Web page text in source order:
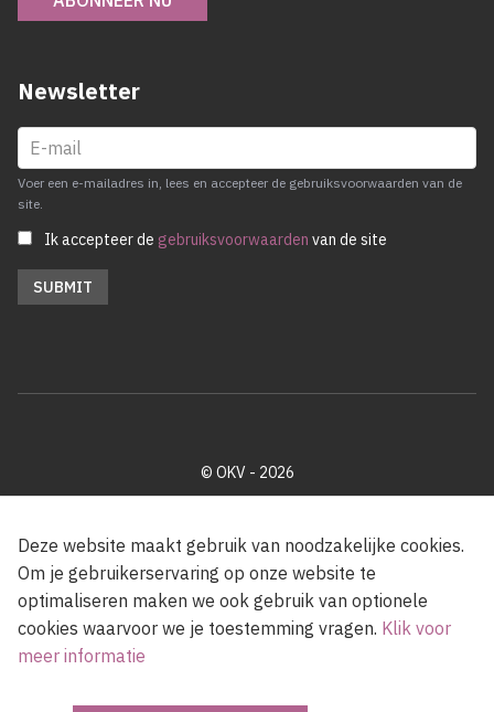
Newsletter
Voer een e-mailadres in, lees en accepteer de gebruiksvoorwaarden van de
site.
Ik accepteer de gebruiksvoorwaarden van de site
© OKV - 2026
Met steun van de Vlaamse Gemeenschap
Deze website maakt gebruik van noodzakelijke cookies.
Om je gebruikerservaring op onze website te
optimaliseren maken we ook gebruik van optionele
cookies waarvoor we je toestemming vragen. Klik voor
meer informatie